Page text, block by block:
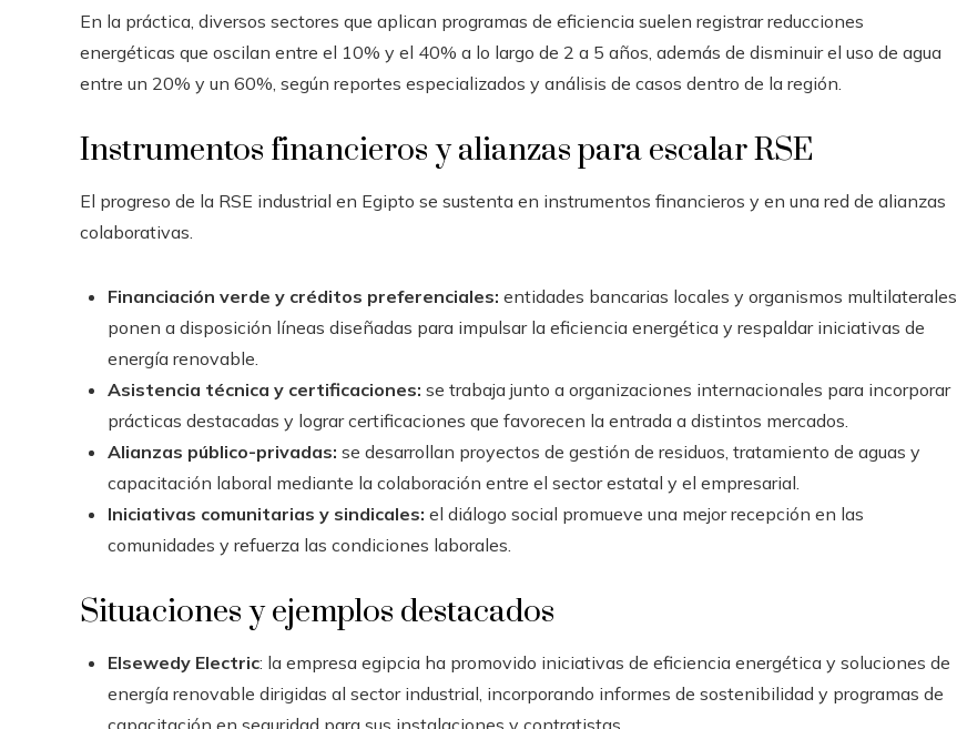
En la práctica, diversos sectores que aplican programas de eficiencia suelen registrar reducciones
energéticas que oscilan entre el 10% y el 40% a lo largo de 2 a 5 años, además de disminuir el uso de agua
entre un 20% y un 60%, según reportes especializados y análisis de casos dentro de la región.
Instrumentos financieros y alianzas para escalar RSE
El progreso de la RSE industrial en Egipto se sustenta en instrumentos financieros y en una red de alianzas
colaborativas.
Financiación verde y créditos preferenciales: entidades bancarias locales y organismos multilaterales
ponen a disposición líneas diseñadas para impulsar la eficiencia energética y respaldar iniciativas de
energía renovable.
Asistencia técnica y certificaciones: se trabaja junto a organizaciones internacionales para incorporar
prácticas destacadas y lograr certificaciones que favorecen la entrada a distintos mercados.
Alianzas público-privadas: se desarrollan proyectos de gestión de residuos, tratamiento de aguas y
capacitación laboral mediante la colaboración entre el sector estatal y el empresarial.
Iniciativas comunitarias y sindicales: el diálogo social promueve una mejor recepción en las
comunidades y refuerza las condiciones laborales.
Situaciones y ejemplos destacados
Elsewedy Electric: la empresa egipcia ha promovido iniciativas de eficiencia energética y soluciones de
energía renovable dirigidas al sector industrial, incorporando informes de sostenibilidad y programas de
capacitación en seguridad para sus instalaciones y contratistas.